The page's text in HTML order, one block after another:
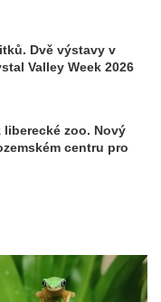
Dvě výstavy v
Valley Week 2026
zoo. Nový
centru pro